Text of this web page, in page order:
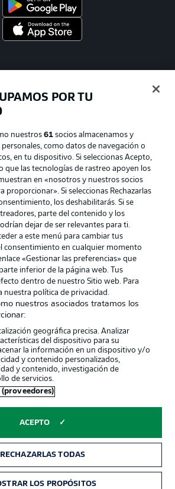
Aviso legal
Declaracion de privacidad
Trabajos
Condiciones de uso
Contacto
Bundesliga-Gruppe GmbH
idioma
POR TU
nuestros61 socios almacenamos y
como datos de navegación o
en tu dispositivo. Si seleccionas Acepto,
que las tecnologías de rastreo apoyen los
en «nosotros y nuestros socios
proporcionar». Si seleccionas Rechazarlas
los deshabilitarás. Si se
parte del contenido y los
dejar de ser relevantes para ti.
a este menú para cambiar tus
consentimiento en cualquier momento
«Gestionar las preferencias» que
inferior de la página web. Tus
dentro de nuestro Sitio web. Para
nuestra política de privacidad.
nuestros asociados tratamos los
geográfica precisa. Analizar
del dispositivo para su
la información en un dispositivo y/o
y contenido personalizados,
y contenido, investigación de
de servicios.
(proveedores)
ACEPTO
RECHAZARLAS TODAS
LOS PROPÓSITOS